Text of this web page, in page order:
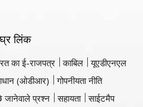
लिंक
का ई-राजपत्र काबिल
यूएडीएनएल
(ओडीआर)
गोपनीयता नीति
प्रश्न सहायता साईटमैप